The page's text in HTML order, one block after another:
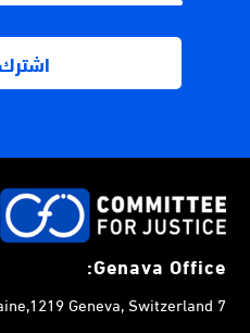
Genava Office:
7 chemin de Balexert, Châtelaine,1219 Geneva, Switzerland.